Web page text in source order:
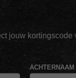
jouw kortingscode
ACHTERNAAM